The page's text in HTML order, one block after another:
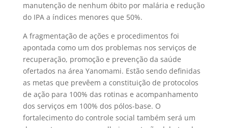
manutenção de nenhum óbito por malária e redução
do IPA a índices menores que 50%.
A fragmentação de ações e procedimentos foi
apontada como um dos problemas nos serviços de
recuperação, promoção e prevenção da saúde
ofertados na área Yanomami. Estão sendo definidas
as metas que prevêem a constituição de protocolos
de ação para 100% das rotinas e acompanhamento
dos serviços em 100% dos pólos-base. O
fortalecimento do controle social também será um